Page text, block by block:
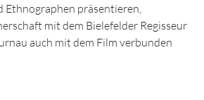
Ethnographen präsentieren,
mit dem Bielefelder Regisseur
auch mit dem Film verbunden